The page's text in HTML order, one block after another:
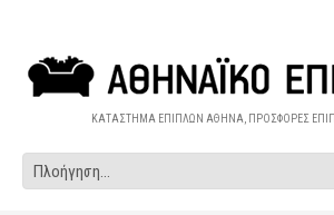
ΚΑΤΑΣΤΗΜΑ ΕΠΙΠΛΩΝ ΑΘΗΝΑ, ΠΡΟΣΦΟΡΕΣ